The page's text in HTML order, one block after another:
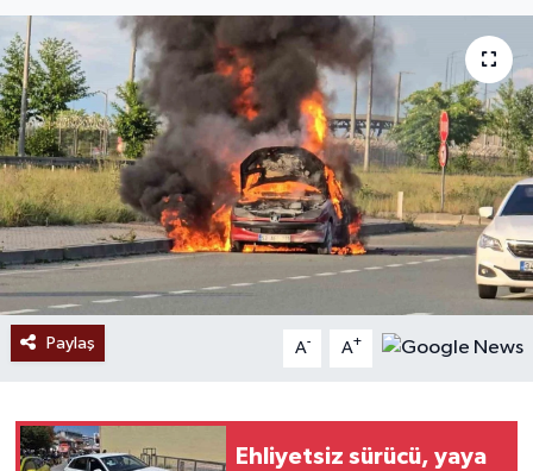
Paylaş A- A+
Ehliyetsiz sürücü, yaya